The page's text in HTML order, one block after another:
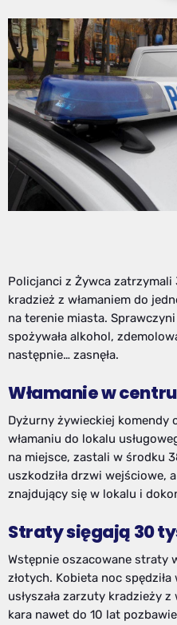
Policjanci z Żywca
kradzież z włamaniem do
na terenie miasta.
spożywała alkohol,
następnie… zasnęła.
Włamanie w
Dyżurny żywieckiej komendy
włamaniu do lokalu
na miejsce, zastali w środku
uszkodziła drzwi wejściowe,
znajdujący się w lokalu i
Straty sięgają 30
Wstępnie oszacowane straty
złotych. Kobieta noc
usłyszała zarzuty kradzieży
kara nawet do 10 lat